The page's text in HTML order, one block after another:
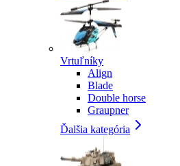
Vrtuľníky
Align
Blade
Double horse
Graupner
Ďalšia kategória